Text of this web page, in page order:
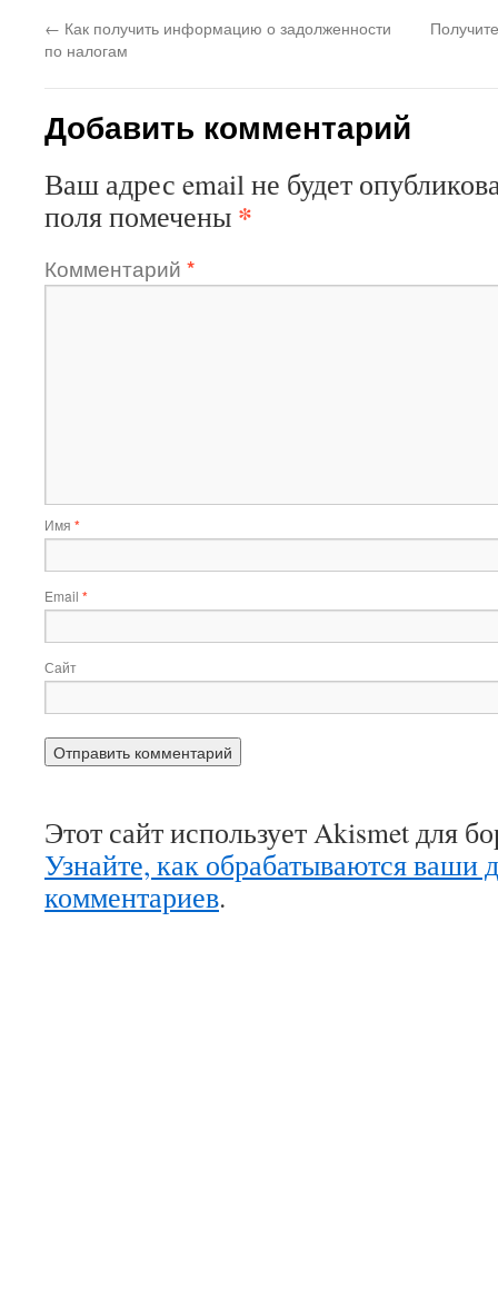
← Как получить информацию о задолженности
по налогам
Добавить комментарий
Ваш адрес email не будет
поля помечены *
Комментарий *
Имя *
Email *
Сайт
Этот сайт использует Akismet для
Узнайте, как обрабатываются ваши
комментариев.